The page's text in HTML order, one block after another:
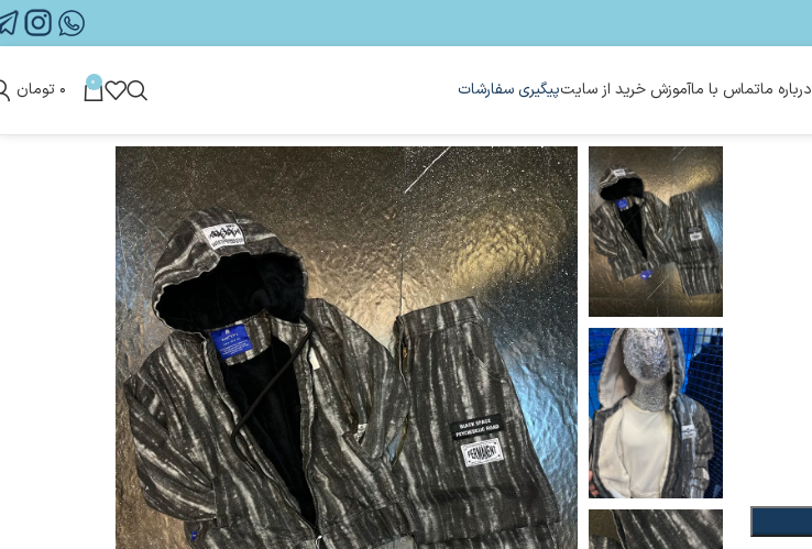
درباره ماتماس با ماآموزش خرید از سایتپیگیری سفارشات 0 ۰ تومان